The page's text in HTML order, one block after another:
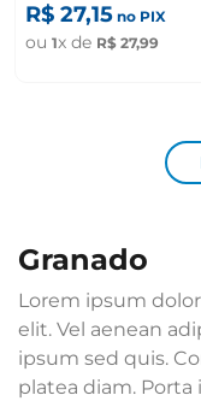
R$ 27,15 no PIX
ou 1x de R$ 27,99
granado
Lorem ipsum
elit. Vel aenean
ipsum sed quis.
platea diam.